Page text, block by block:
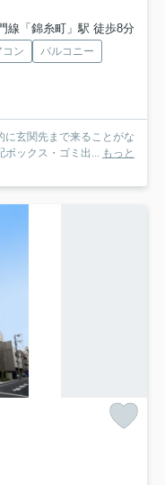
線「錦糸町」駅 徒歩8分
コン
バルコニー
に玄関先まで来ることがな
ボックス・ゴミ出... もっと